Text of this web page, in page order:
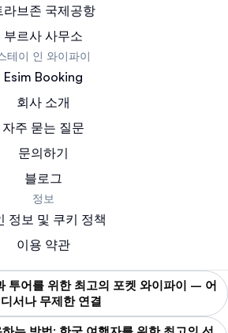
라브존 국제공항
부르사 사무소
테이 인 와이파이
Esim Booking
회사 소개
자주 묻는 질문
문의하기
블로그
정보
정보 및 쿠키 정책
이용 약관
투어를 위한 최고의 포켓 와이파이 – 어
디서나 무제한 연결